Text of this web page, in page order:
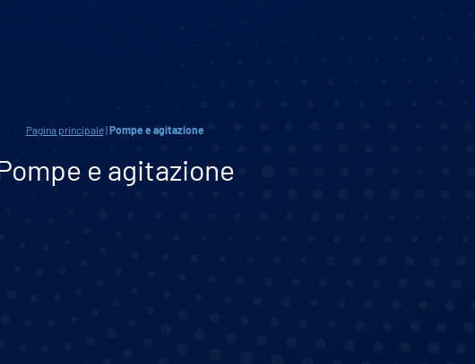
Pagina principale|Pompe e agitazione
e agitazione